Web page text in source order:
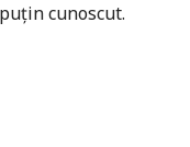
cunoscut.